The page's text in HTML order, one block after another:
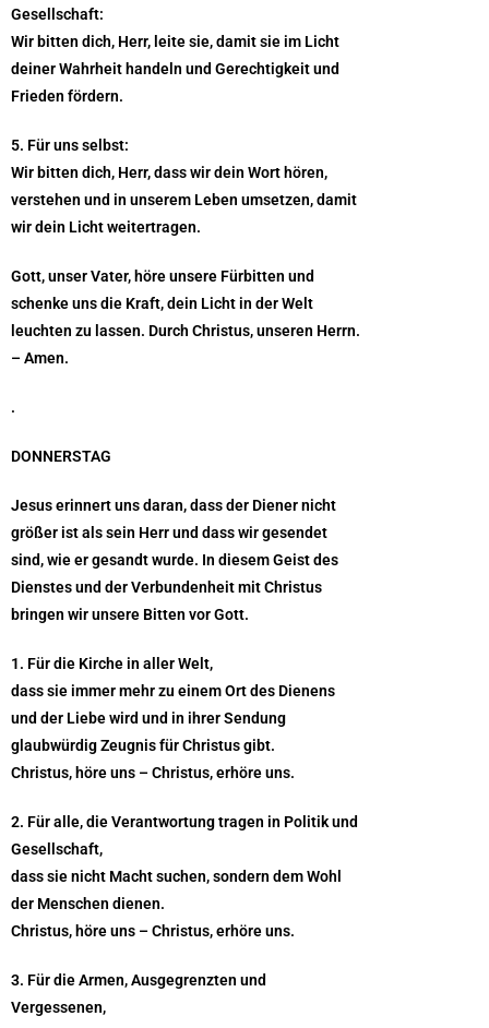
Gesellschaft:
Wir bitten dich, Herr, leite sie, damit sie im Licht
deiner Wahrheit handeln und Gerechtigkeit und
Frieden fördern.
5. Für uns selbst:
Wir bitten dich, Herr, dass wir dein Wort hören,
verstehen und in unserem Leben umsetzen, damit
wir dein Licht weitertragen.
Gott, unser Vater, höre unsere Fürbitten und
schenke uns die Kraft, dein Licht in der Welt
leuchten zu lassen. Durch Christus, unseren Herrn.
– Amen.
.
DONNERSTAG
Jesus erinnert uns daran, dass der Diener nicht
größer ist als sein Herr und dass wir gesendet
sind, wie er gesandt wurde. In diesem Geist des
Dienstes und der Verbundenheit mit Christus
bringen wir unsere Bitten vor Gott.
1. Für die Kirche in aller Welt,
dass sie immer mehr zu einem Ort des Dienens
und der Liebe wird und in ihrer Sendung
glaubwürdig Zeugnis für Christus gibt.
Christus, höre uns – Christus, erhöre uns.
2. Für alle, die Verantwortung tragen in Politik und
Gesellschaft,
dass sie nicht Macht suchen, sondern dem Wohl
der Menschen dienen.
Christus, höre uns – Christus, erhöre uns.
3. Für die Armen, Ausgegrenzten und
Vergessenen,